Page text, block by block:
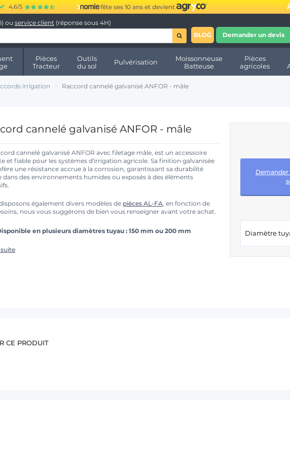
4,6/5 fête ses 10 ans et devient
ou service client (réponse sous 4H)
BLOG
Demander un devis
Pièces
Tracteur
Outils
du sol
Pulvérisation
Moissonneuse
Batteuse
Pièces
agricoles
irrigation Raccord cannelé galvanisé ANFOR - mâle
cannelé galvanisé ANFOR - mâle
cannelé galvanisé ANFOR avec filetage mâle, est un accessoire
et fiable pour les systèmes d'irrigation agricole. Sa finition galvanisée
une résistance accrue à la corrosion, garantissant sa durabilité
dans des environnements humides ou exposés à des éléments
également divers modèles de pièces AL-FA, en fonction de
nous vous suggérons de bien vous renseigner avant votre achat.
en plusieurs diamètres tuyau : 150 mm ou 200 mm
suite
Demander
CE PRODUIT